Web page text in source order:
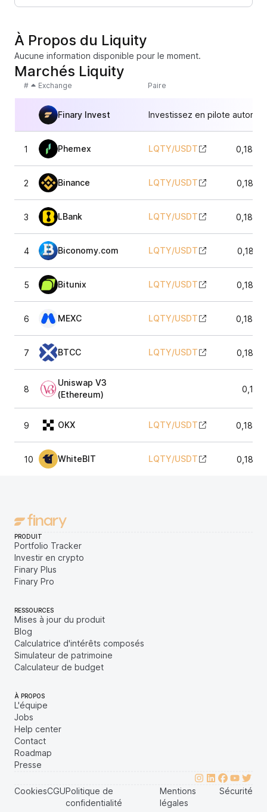
À Propos du Liquity
Aucune information disponible pour le moment.
Marchés Liquity
# Exchange Paire
Finary Invest Investissez en pilote
1 Phemex LQTY/USDT
2 Binance LQTY/USDT
3 LBank LQTY/USDT
4 Biconomy.com LQTY/USDT
5 Bitunix LQTY/USDT
6 MEXC LQTY/USDT
7 BTCC LQTY/USDT
8
Uniswap V3
(Ethereum)
9 OKX LQTY/USDT
10 WhiteBIT LQTY/USDT
PRODUIT
Portfolio Tracker
Investir en crypto
Finary Plus
Finary Pro
RESSOURCES
Mises à jour du produit
Blog
Calculatrice d'intérêts composés
Simulateur de patrimoine
Calculateur de budget
À PROPOS
L'équipe
Jobs
Help center
Contact
Roadmap
Presse
CookiesCGUPolitique de
confidentialité
Mentions
légales
Sécurité